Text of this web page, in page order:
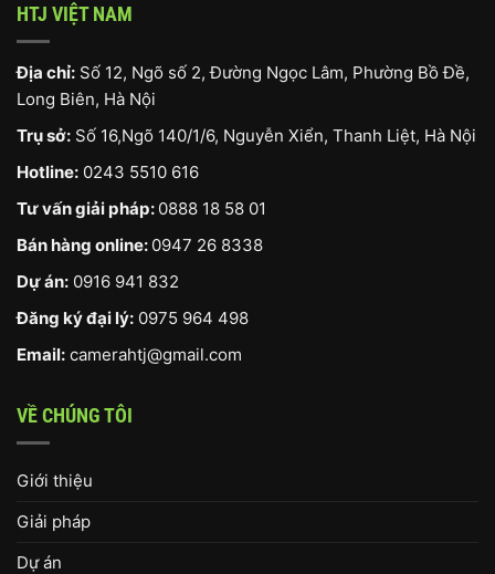
HTJ VIỆT NAM
Địa chỉ: Số 12, Ngõ số 2, Đường Ngọc Lâm, Phường Bồ Đề,
Long Biên, Hà Nội
Trụ sở: Số 16,Ngõ 140/1/6, Nguyễn Xiển, Thanh Liệt, Hà Nội
Hotline: 0243 5510 616
Tư vấn giải pháp: 0888 18 58 01
Bán hàng online: 0947 26 8338
Dự án: 0916 941 832
Đăng ký đại lý: 0975 964 498
Email: camerahtj@gmail.com
VỀ CHÚNG TÔI
Giới thiệu
Giải pháp
Dự án